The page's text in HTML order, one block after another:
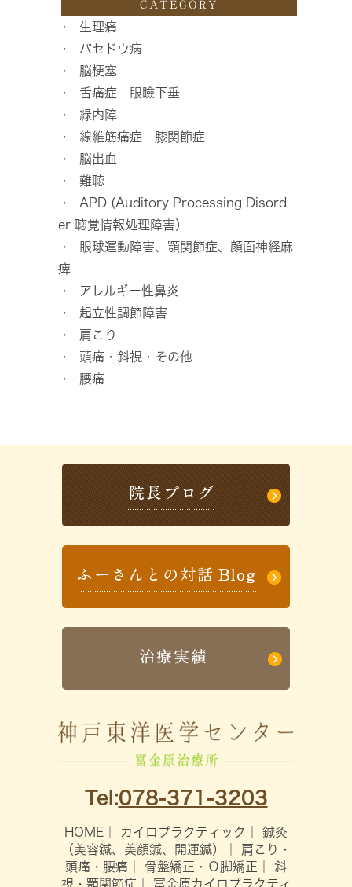
CATEGORY
生理痛
バセドウ病
脳梗塞
舌痛症 眼瞼下垂
緑内障
線維筋痛症 膝関節症
脳出血
難聴
APD (Auditory Processing Disord
er 聴覚情報処理障害）
眼球運動障害、顎関節症、顔面神経麻
痺
アレルギー性鼻炎
起立性調節障害
肩こり
頭痛・斜視・その他
腰痛
Tel:078-371-3203
HOME カイロプラクティック
鍼灸
（美容鍼、美顔鍼、開運鍼）
肩こり・
頭痛・腰痛
骨盤矯正・Ｏ脚矯正
斜
視・顎関節症
冨金原カイロプラクティ